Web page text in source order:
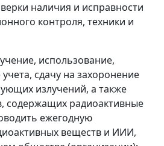
наличия и исправности
контроля, техники и
использование,
сдачу на захоронение
излучений, а также
содержащих радиоактивные
ежегодную
веществ и ИИИ,